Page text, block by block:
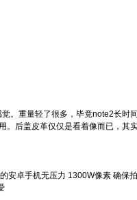
。重量轻了很多，毕竟note2长时
后盖皮革仅仅是看着像而已，其
安卓手机无压力 1300W像素 确保